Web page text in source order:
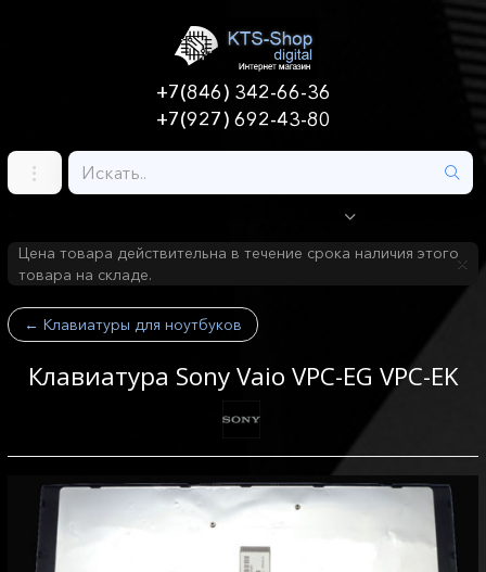
+7(846) 342-66-36
+7(927) 692-43-80
Цена товара действительна в течение срока наличия этого
товара на складе.
← Клавиатуры для ноутбуков
Клавиатура Sony Vaio VPC-EG VPC-EK